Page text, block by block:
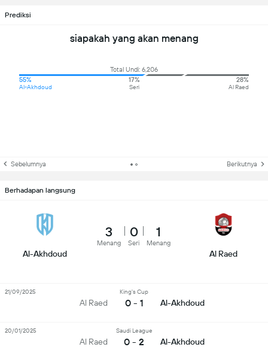
Prediksi
siapakah yang akan menang
Total Undi: 6,206
55%
Al-Akhdoud
17%
Seri
28%
Al Raed
Sebelumnya Berikutnya
Berhadapan langsung
Al-Akhdoud
3
Menang
0
Seri
1
Menang
Al Raed
Al Raed
King's Cup
0 - 1 Al-Akhdoud
21/09/2025
Al Raed
Saudi League
0 - 2 Al-Akhdoud
20/01/2025